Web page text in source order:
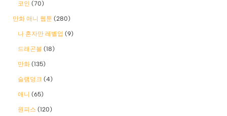
코인 (70)
만화 애니 웹툰 (280)
나 혼자만 레벨업 (9)
드래곤볼 (18)
만화 (135)
슬램덩크 (4)
애니 (65)
원피스 (120)